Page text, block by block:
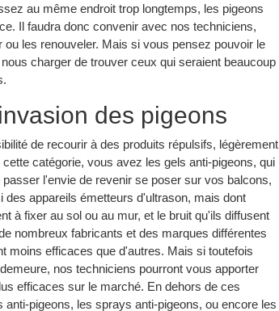
au même endroit trop longtemps, les pigeons
Il faudra donc convenir avec nos techniciens,
les renouveler. Mais si vous pensez pouvoir le
charger de trouver ceux qui seraient beaucoup
des pigeons
de recourir à des produits répulsifs, légèrement
cette catégorie, vous avez les gels anti-pigeons, qui
l'envie de revenir se poser sur vos balcons,
appareils émetteurs d'ultrason, mais dont
à fixer au sol ou au mur, et le bruit qu'ils diffusent
nombreux fabricants et des marques différentes
moins efficaces que d'autres. Mais si toutefois
nos techniciens pourront vous apporter
efficaces sur le marché. En dehors de ces
pigeons, les sprays anti-pigeons, ou encore les